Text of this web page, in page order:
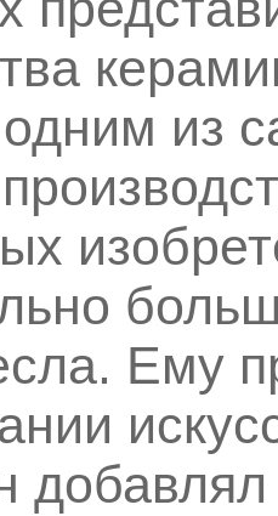
одним из
Ему
добавлял